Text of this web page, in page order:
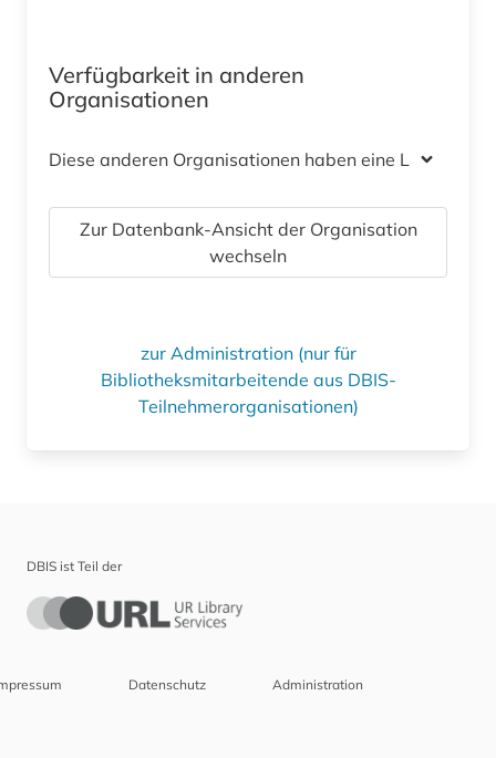
Verfügbarkeit in anderen
Organisationen
Diese anderen Organisationen haben eine Lizenz
Zur Datenbank-Ansicht der Organisation
wechseln
zur Administration (nur für
Bibliotheksmitarbeitende aus DBIS-
Teilnehmerorganisationen)
DBIS ist Teil der
Datenschutz Administration